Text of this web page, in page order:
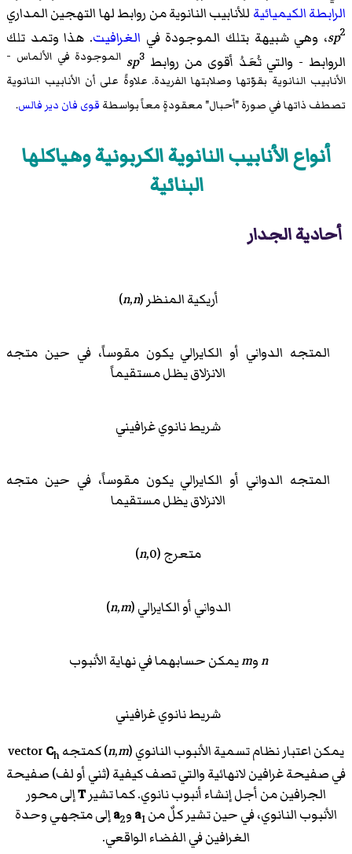
الرابطة الكيميائية للأنابيب النانوية من روابط لها التهجين المداري
sp2 ، وهي شبيهة بتلك الموجودة في الغرافيت. هذا وتمد تلك
الروابط - والتي تُعَدُ أقوى من روابط sp 3 الموجودة في الألماس -
الأنابيب النانوية بقوّتها وصلابتها الفريدة. علاوةً على أن الأنابيب النانوية
تصطف ذاتها في صورة "أحبال" معقودةٍ معاً بواسطة قوى فان دير فالس.
أنواع الأنابيب النانوية الكربونية وهياكلها
البنائية
أحادية الجدار
أريكية المنظر ( n,n
)
المتجه الدواني أو الكايرالي يكون مقوساً، في حين متجه
الانزلاق يظل مستقيماً
شريط نانوي غرافيني
المتجه الدواني أو الكايرالي يكون مقوساً، في حين متجه
الانزلاق يظل مستقيما
متعرج ( n,0)
الدواني أو الكايرالي ( n,m
)
nوmيمكن حسابهما في نهاية الأنبوب
شريط نانوي غرافيني
يمكن اعتبار نظام تسمية الأنبوب النانوي (
n,m ) كمتجه vector Ch
في صفيحة غرافين لانهائية والتي تصف كيفية (ثني أو لف) صفيحة
الجرافين من أجل إنشاء أنبوب نانوي. كما تشيرTإلى محور
الأنبوب النانوي، في حين تشير كلٌ من a1 و a2 إلى متجهي وحدة
الغرافين في الفضاء الواقعي.